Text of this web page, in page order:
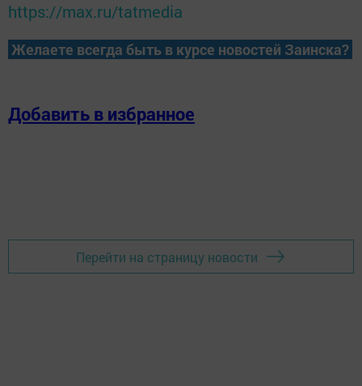
https://max.ru/tatmedia
Желаете всегда быть в курсе новостей Заинска?
Добавить в избранное
Перейти на страницу новости